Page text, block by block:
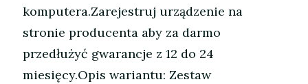
komputera.Zarejestruj urządzenie na
stronie producenta aby za darmo
przedłużyć gwarancje z 12 do 24
miesięcy.Opis wariantu: Zestaw